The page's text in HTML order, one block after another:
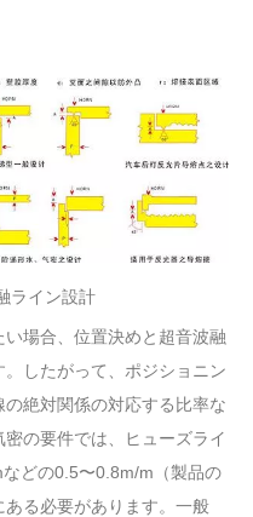
ライン設計
場合、位置決めと超音波融
したがって、ポジショニン
絶対関係の対応する比率な
の要件では、ヒューズライ
どの0.5〜0.8m/m（製品の
る必要があります。一般